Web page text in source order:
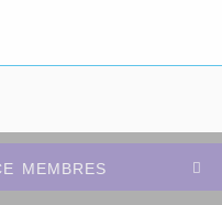

membres